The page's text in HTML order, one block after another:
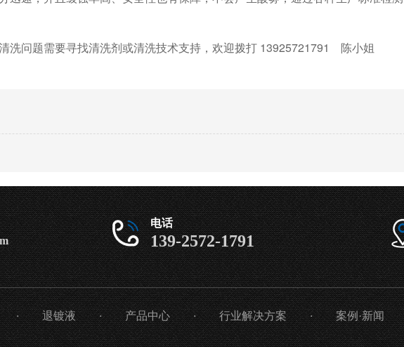
洗问题需要寻找清洗剂或清洗技术支持，欢迎拨打 13925721791 陈小姐
电话
139-2572-1791
· 退镀液 · 产品中心 · 行业解决方案 · 案例·新闻